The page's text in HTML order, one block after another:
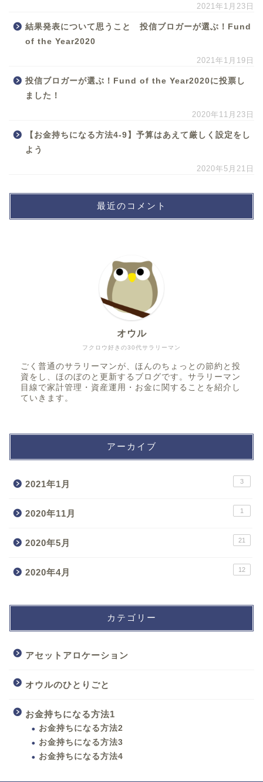
2021年1月23日
結果発表について思うこと 投信ブロガーが選ぶ！Fund
of the Year2020
2021年1月19日
投信ブロガーが選ぶ！Fund of the Year2020に投票し
ました！
2020年11月23日
【お金持ちになる方法4-9】予算はあえて厳しく設定をし
よう
2020年5月21日
最近のコメント
フクロウ好きの30代サラリーマン
オウル
ごく普通のサラリーマンが、ほんのちょっとの節約と投
資をし、ほのぼのと更新するブログです。サラリーマン
目線で家計管理・資産運用・お金に関することを紹介し
ていきます。
アーカイブ
2021年1月 3
2020年11月 1
2020年5月 21
2020年4月 12
カテゴリー
アセットアロケーション
オウルのひとりごと
お金持ちになる方法1
お金持ちになる方法2
お金持ちになる方法3
お金持ちになる方法4